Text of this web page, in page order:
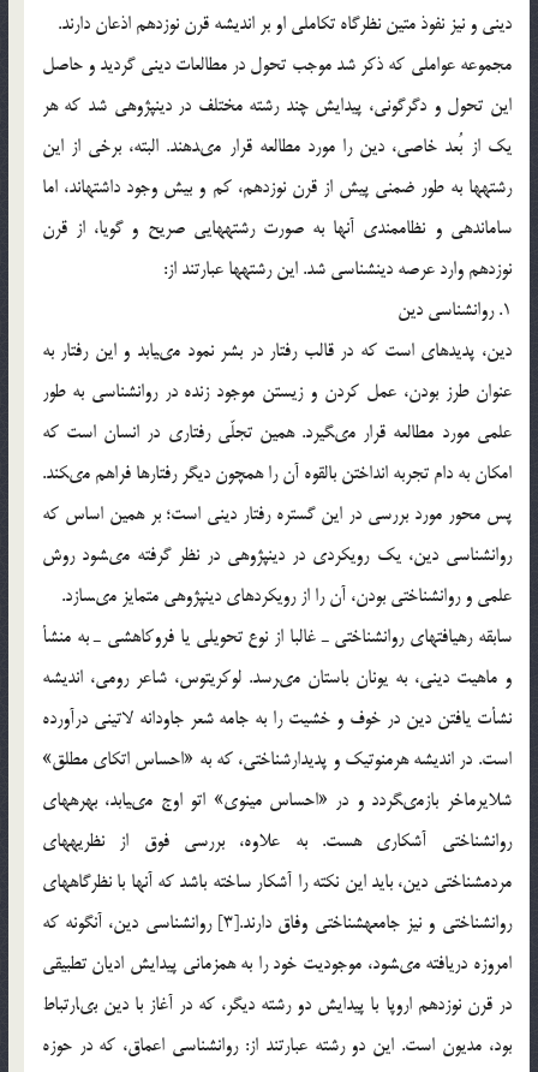
دينى و نيز نفوذ متين نظرگاه تكاملى او بر انديشه قرن نوزدهم اذعان دارند.
مجموعه عواملى كه ذكر شد موجب تحول در مطالعات دينى گرديد و حاصل
اين تحول و دگرگونى، پيدايش چند رشته مختلف در دين‏پژوهى شد كه هر
يك از بُعد خاصى، دين را مورد مطالعه قرار مى‏دهند. البته، برخى از اين
رشته‏ها به طور ضمنى پيش از قرن نوزدهم، كم و بيش وجود داشته‏اند، اما
سامان‏دهى و نظام‏مندى آن‏ها به صورت رشته‏هايى صريح و گويا، از قرن
نوزدهم وارد عرصه دين‏شناسى شد. اين رشته‏ها عبارتند از:
1. روان‏شناسى دين
دين، پديده‏اى است كه در قالب رفتار در بشر نمود مى‏يابد و اين رفتار به
عنوان طرز بودن، عمل كردن و زيستن موجود زنده در روان‏شناسى به طور
علمى مورد مطالعه قرار مى‏گيرد. همين تجلّى رفتارى در انسان است كه
امكان به دام تجربه انداختن بالقوه آن را همچون ديگر رفتارها فراهم مى‏كند.
پس محور مورد بررسى در اين گستره رفتار دينى است؛ بر همين اساس كه
روان‏شناسى دين، يك رويكردى در دين‏پژوهى در نظر گرفته مى‏شود روش
علمى و روان‏شناختى بودن، آن را از رويكردهاى دين‏پژوهى متمايز مى‏سازد.
سابقه رهيافت‏هاى روان‏شناختى ـ غالبا از نوع تحويلى يا فروكاهشى ـ به منشأ
و ماهيت دينى، به يونان باستان مى‏رسد. لوكريتوس، شاعر رومى، انديشه
نشأت يافتن دين در خوف و خشيت را به جامه شعر جاودانه لاتينى درآورده
است. در انديشه هرمنوتيك و پديدارشناختى، كه به «احساس اتكاى مطلق»
شلايرماخر بازمى‏گردد و در «احساس مينوى» اتو اوج مى‏يابد، بهره‏هاى
روان‏شناختى آشكارى هست. به علاوه، بررسى فوق از نظريه‏هاى
مردم‏شناختى دين، بايد اين نكته را آشكار ساخته باشد كه آن‏ها با نظرگاه‏هاى
روان‏شناختى و نيز جامعه‏شناختى وفاق دارند.[3] روان‏شناسى دين، آن‏گونه كه
امروزه دريافته مى‏شود، موجوديت خود را به همزمانى پيدايش اديان تطبيقى
در قرن نوزدهم اروپا با پيدايش دو رشته ديگر، كه در آغاز با دين بى‏ارتباط
بود، مديون است. اين دو رشته عبارتند از: روان‏شناسى اعماق، كه در حوزه